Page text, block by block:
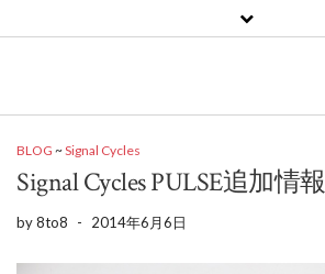
BLOG ~Signal Cycles
Signal Cycles PULSE追加情報
by8to8 - 2014年6月6日